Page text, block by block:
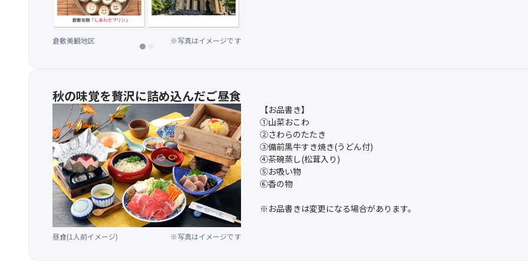
倉敷美観地区 ※写真はイメージです
倉敷美観地区 ※写真はイメージです
秋の味覚を贅沢に詰め込んだご昼食
昼食(1人前イメージ) ※写真はイメージです
【お品書き】
①山菜おこわ
②さわらのたたき
③備前黒牛すき焼き(うどん付)
④茶碗蒸し(松茸入り)
⑤お吸い物
⑥香の物
※お品書きは変更になる場合があります。